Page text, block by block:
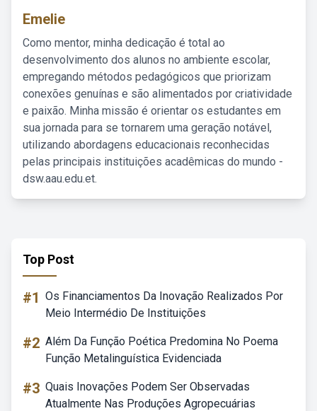
Emelie
Como mentor, minha dedicação é total ao
desenvolvimento dos alunos no ambiente escolar,
empregando métodos pedagógicos que priorizam
conexões genuínas e são alimentados por criatividade
e paixão. Minha missão é orientar os estudantes em
sua jornada para se tornarem uma geração notável,
utilizando abordagens educacionais reconhecidas
pelas principais instituições acadêmicas do mundo -
dsw.aau.edu.et.
Top Post
#1 Os Financiamentos Da Inovação Realizados Por
Meio Intermédio De Instituições
#2 Além Da Função Poética Predomina No Poema
Função Metalinguística Evidenciada
#3 Quais Inovações Podem Ser Observadas
Atualmente Nas Produções Agropecuárias